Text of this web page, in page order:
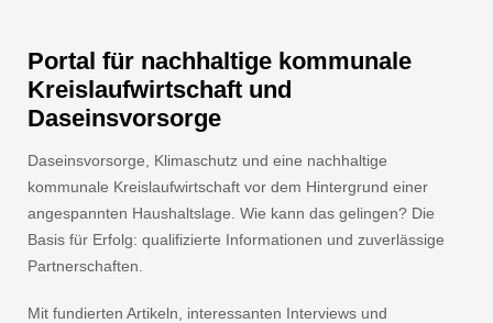
Portal für nachhaltige kommunale
Kreislaufwirtschaft und
Daseinsvorsorge
Daseinsvorsorge, Klimaschutz und eine nachhaltige
kommunale Kreislaufwirtschaft vor dem Hintergrund einer
angespannten Haushaltslage. Wie kann das gelingen? Die
Basis für Erfolg: qualifizierte Informationen und zuverlässige
Partnerschaften.
Mit fundierten Artikeln, interessanten Interviews und